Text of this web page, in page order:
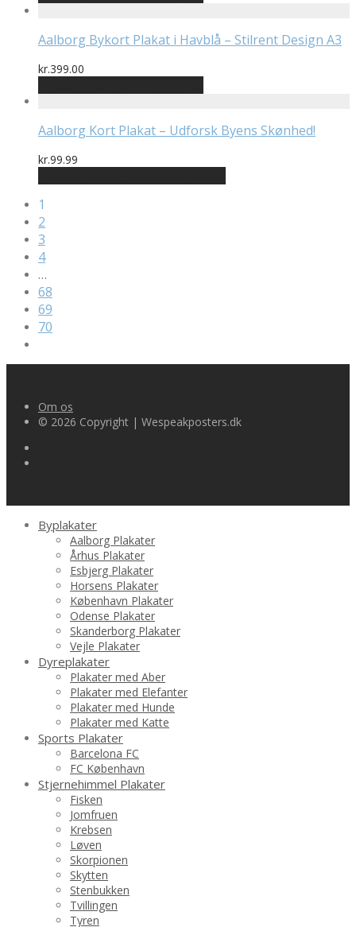
Aalborg Bykort Plakat i Havblå – Stilrent Design A3
kr.399.00
Aalborg Kort Plakat – Udforsk Byens Skønhed!
kr.99.99
1
2
3
4
…
68
69
70
Om os
© 2026 Copyright | Wespeakposters.dk
Byplakater
Aalborg Plakater
Århus Plakater
Esbjerg Plakater
Horsens Plakater
København Plakater
Odense Plakater
Skanderborg Plakater
Vejle Plakater
Dyreplakater
Plakater med Aber
Plakater med Elefanter
Plakater med Hunde
Plakater med Katte
Sports Plakater
Barcelona FC
FC København
Stjernehimmel Plakater
Fisken
Jomfruen
Krebsen
Løven
Skorpionen
Skytten
Stenbukken
Tvillingen
Tyren